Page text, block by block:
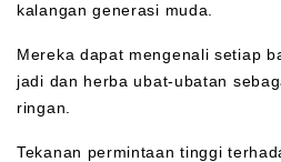
kalangan generasi muda.
Mereka dapat mengenali setiap
jadi dan herba ubat-ubatan
ringan.
Tekanan permintaan tinggi